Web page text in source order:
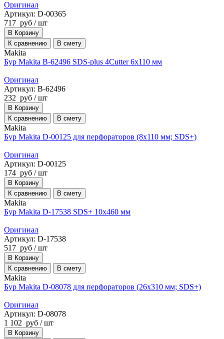
Оригинал
Артикул: D-00365
717 руб / шт
В Корзину
К сравнению
В смету
Makita
Бур Makita B-62496 SDS-plus 4Cutter 6x110 мм
Оригинал
Артикул: B-62496
232 руб / шт
В Корзину
К сравнению
В смету
Makita
Бур Makita D-00125 для перфораторов (8х110 мм; SDS+)
Оригинал
Артикул: D-00125
174 руб / шт
В Корзину
К сравнению
В смету
Makita
Бур Makita D-17538 SDS+ 10x460 мм
Оригинал
Артикул: D-17538
517 руб / шт
В Корзину
К сравнению
В смету
Makita
Бур Makita D-08078 для перфораторов (26х310 мм; SDS+)
Оригинал
Артикул: D-08078
1 102 руб / шт
В Корзину